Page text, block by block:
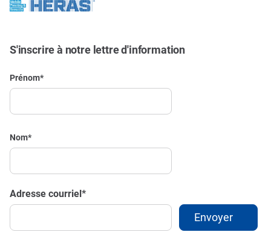
S'inscrire à notre lettre d'information
Prénom*
Nom*
Adresse courriel*